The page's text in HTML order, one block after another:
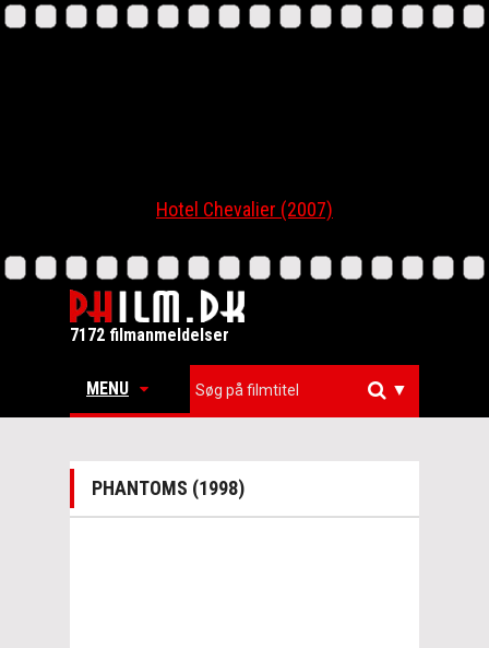
Hotel Chevalier (2007)
7172 filmanmeldelser
MENU ▼
PHANTOMS (1998)